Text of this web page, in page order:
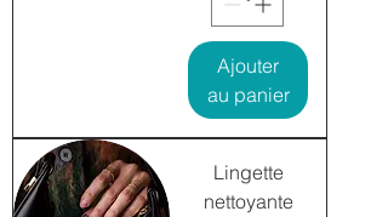
Ajouter
au panier
Lingette
nettoyante